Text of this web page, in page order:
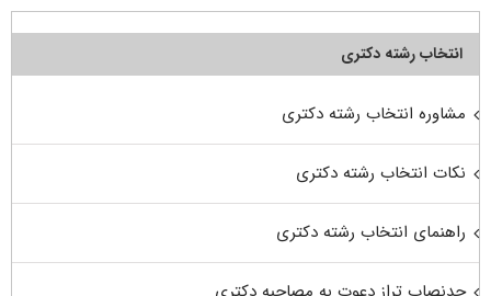
انتخاب رشته دکتری
مشاوره انتخاب رشته دکتری
نکات انتخاب رشته دکتری
راهنمای انتخاب رشته دکتری